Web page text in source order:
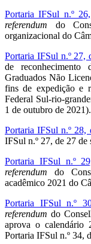
Portaria IFSul n.º
referendum do
organizacional do
Portaria IFSul n.º 27,
de reconhecimento
Graduados Não
fins de expedição e
Federal Sul-rio-
1 de outubro de 2021).
Portaria IFSul n.º 28,
IFSul n.º 27, de 27 de
Portaria IFSul n.º
referendum do
acadêmico 2021 do
Portaria IFSul n.º
referendum do
aprova o calendário
Portaria IFSul n.º 34,